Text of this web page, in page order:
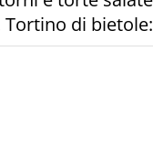
di